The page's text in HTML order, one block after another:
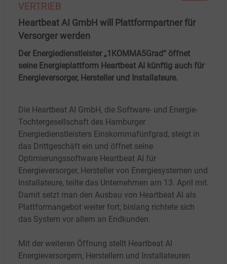
VERTRIEB
Heartbeat AI GmbH will Plattformpartner für
Versorger werden
Der Energiedienstleister „1KOMMA5Grad“ öffnet
seine Energieplattform Heartbeat AI künftig auch für
Energieversorger, Hersteller und Installateure.
Die Heartbeat AI GmbH, die Software- und Energie-
Tochtergesellschaft des Hamburger
Energiedienstleisters Einskommafünfgrad, steigt in
das Drittgeschäft ein und öffnet seine
Optimierungssoftware Heartbeat AI für
Energieversorger, Hersteller von Energiesystemen und
Installateure, teilte das Unternehmen am 13. April mit.
Damit setzt man den Ausbau von Heartbeat AI als
Plattformangebot weiter fort; bislang richtete sich
das System vor allem an Endkunden.
Mit der weiteren Öffnung stellt Heartbeat AI
Energieversorgern, Herstellern und Installateuren